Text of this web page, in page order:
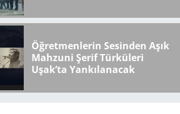
Öğretmenlerin Sesinden Aşık
Mahzuni Şerif Türküleri
Uşak’ta Yankılanacak